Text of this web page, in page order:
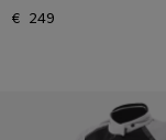
€ 249